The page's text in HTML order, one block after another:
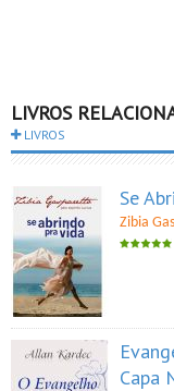
LIVROS
LIVROS
Se
Zibia
Capa